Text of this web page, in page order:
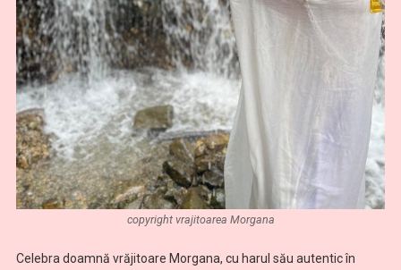
copyright vrajitoarea Morgana
Celebra doamnă vrăjitoare Morgana, cu harul său autentic în